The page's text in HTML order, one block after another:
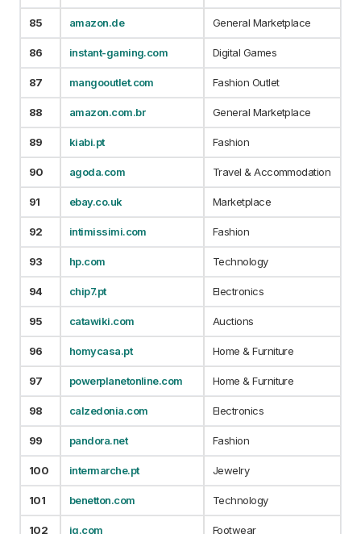
85 amazon.de General Marketplace
86 instant-gaming.com Digital Games
87 mangooutlet.com Fashion Outlet
88 amazon.com.br General Marketplace
89 kiabi.pt Fashion
90 agoda.com Travel & Accommodation
91 ebay.co.uk Marketplace
92 intimissimi.com Fashion
93 hp.com Technology
94 chip7.pt Electronics
95 catawiki.com Auctions
96 homycasa.pt Home & Furniture
97 powerplanetonline.com Home & Furniture
98 calzedonia.com Electronics
99 pandora.net Fashion
100 intermarche.pt Jewelry
101 benetton.com Technology
102 ig.com Footwear